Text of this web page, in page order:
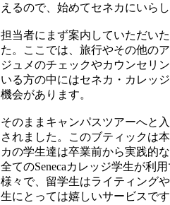
えるので、始めてセネカにいら
担当者にまず案内していただい
た。ここでは、旅行やその他の
ジュメのチェックやカウンセリ
いる方の中にはセネカ・カレッ
機会があります。
そのままキャンパスツアーへと
されました。このブティックは
カの学生達は卒業前から実践的
全てのSenecaカレッジ学生が利
様々で、留学生はライティング
生にとっては嬉しいサービスで